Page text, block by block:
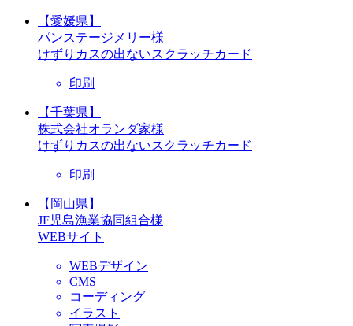
【愛媛県】
パンステージメリー様
けずりカスの出ないスクラッチカード
印刷
【千葉県】
株式会社オランダ家様
けずりカスの出ないスクラッチカード
印刷
【岡山県】
JF児島漁業協同組合様
WEBサイト
WEBデザイン
CMS
コーディング
イラスト